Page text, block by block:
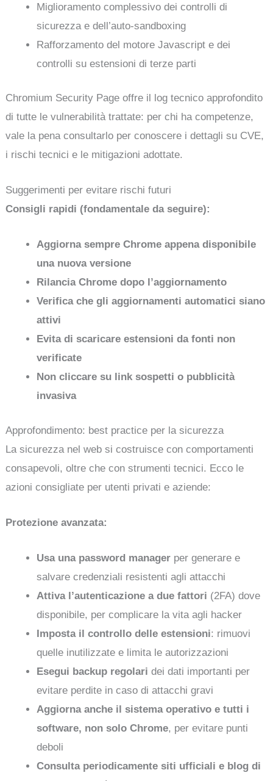
Miglioramento complessivo dei controlli di
sicurezza e dell’auto-sandboxing
Rafforzamento del motore Javascript e dei
controlli su estensioni di terze parti
Chromium Security Page offre il log tecnico approfondito
di tutte le vulnerabilità trattate: per chi ha competenze,
vale la pena consultarlo per conoscere i dettagli su CVE,
i rischi tecnici e le mitigazioni adottate.
Suggerimenti per evitare rischi futuri
Consigli rapidi (fondamentale da seguire):
Aggiorna sempre Chrome appena disponibile
una nuova versione
Rilancia Chrome dopo l’aggiornamento
Verifica che gli aggiornamenti automatici siano
attivi
Evita di scaricare estensioni da fonti non
verificate
Non cliccare su link sospetti o pubblicità
invasiva
Approfondimento: best practice per la sicurezza
La sicurezza nel web si costruisce con comportamenti
consapevoli, oltre che con strumenti tecnici. Ecco le
azioni consigliate per utenti privati e aziende:
Protezione avanzata:
Usa una password manager per generare e
salvare credenziali resistenti agli attacchi
Attiva l’autenticazione a due fattori (2FA) dove
disponibile, per complicare la vita agli hacker
Imposta il controllo delle estensioni: rimuovi
quelle inutilizzate e limita le autorizzazioni
Esegui backup regolari dei dati importanti per
evitare perdite in caso di attacchi gravi
Aggiorna anche il sistema operativo e tutti i
software, non solo Chrome, per evitare punti
deboli
Consulta periodicamente siti ufficiali e blog di